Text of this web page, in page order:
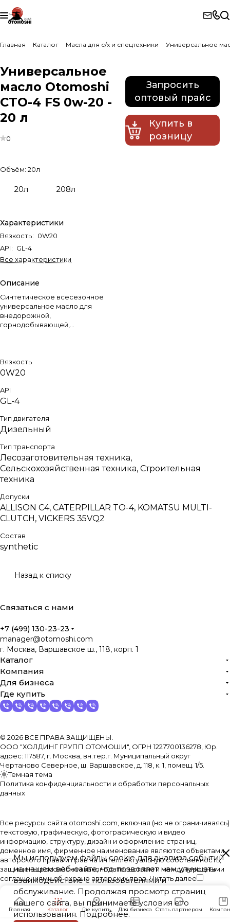
Главная Каталог Масла для с/х и спецтехники Универсальное
Универсальное
масло Otomoshi
CTO-4 FS 0w-20 -
20 л
0
Объём: 20л
20л 208л
Характеристики
Вязкость: 0W20
API: GL-4
Все характеристики
Описание
Синтетическое всесезонное
универсальное масло для
внедорожной,
горнодобывающей,
Запросить
оптовый прайс
Купить в
розницу
Вязкость
0W20
API
GL-4
Тип двигателя
Дизельный
Тип транспорта
Лесозаготовительная техника,
Сельскохозяйственная техника, Строительная
техника
Допуски
ALLISON C4, CATERPILLAR TO-4, KOMATSU MULTI-
CLUTCH, VICKERS 35VQ2
Состав
synthetic
Назад к списку
Связаться с нами
+7 (499) 130-23-23
manager@otomoshi.com
г. Москва, Варшавское ш., 118, корп. 1
Каталог
Компания
Для бизнеса
Где купить
© 2026 ВСЕ ПРАВА ЗАЩИЩЕНЫ.
ООО "ХОЛДИНГ ГРУПП ОТОМОШИ", ОГРН 1227700136278, Юр.
адрес: 117587, г. Москва, вн.тер.г. Муниципальный округ
Чертаново Северное, ш. Варшавское, д. 118, к. 1, помещ. 1/5.
Темная тема
Политика конфиденциальности и обработки персональных
данных
Все ресурсы сайта otomoshi.com, включая (но не ограничиваясь)
текстовую, графическую, фотографическую и видео
информацию, структуру, дизайн и оформление страниц,
доменное имя, фирменное наименование являются объектами
авторского права и прав на интеллектуальную собственность,
защищены российским законодательством и международными
соглашениями об охране авторских прав.Читать далее
Главная Каталог Где купить Для бизнеса Стать партнером
Мы используем файлы cookie для анализа событий
на нашем веб-сайте, что позволяет нам улучшать
взаимодействие с пользователями и
обслуживание. Продолжая просмотр страниц
нашего сайта, вы принимаете условия его
использования. Подробнее.